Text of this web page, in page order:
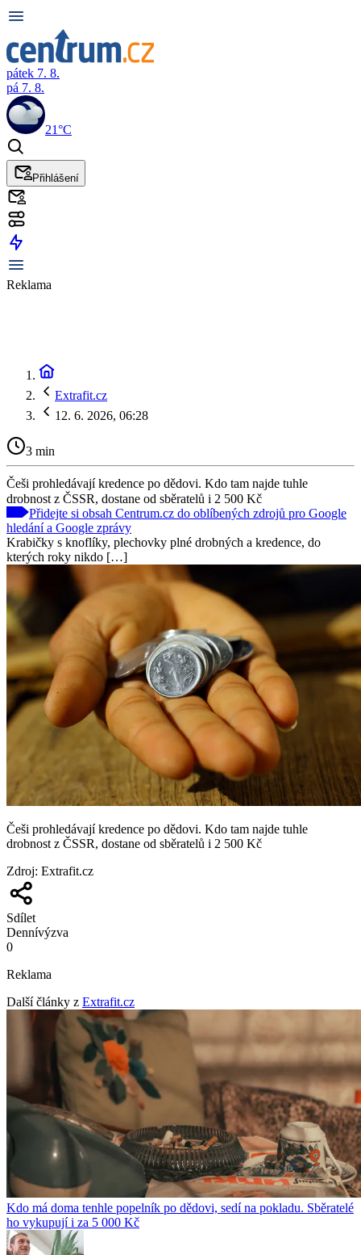
pátek 7. 8.
pá 7. 8.
21°C
Přihlášení
Reklama
Extrafit.cz
12. 6. 2026, 06:28
3 min
Češi prohledávají kredence po dědovi. Kdo tam najde tuhle
drobnost z ČSSR, dostane od sběratelů i 2 500 Kč
Přidejte si obsah Centrum.cz do oblíbených zdrojů pro Google
hledání a Google zprávy
Krabičky s knoflíky, plechovky plné drobných a kredence, do
kterých roky nikdo […]
Češi prohledávají kredence po dědovi. Kdo tam najde tuhle
drobnost z ČSSR, dostane od sběratelů i 2 500 Kč
Zdroj: Extrafit.cz
Sdílet
Dennívýzva
0
Reklama
Další články z Extrafit.cz
Kdo má doma tenhle popelník po dědovi, sedí na pokladu. Sběratelé
ho vykupují i za 5 000 Kč